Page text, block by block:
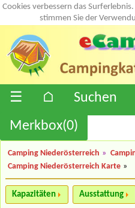
Cookies verbessern das
stimmen Sie der
☰ ⌂ Suchen
Merkbox(0)
Camping Niederösterreich »
Camping Niederösterreich Karte »
Kapazitäten Ausstattung